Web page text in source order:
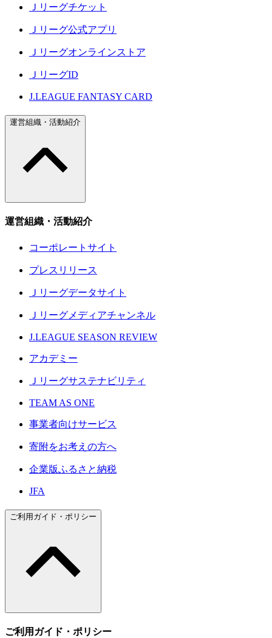
Ｊリーグチケット
Ｊリーグ公式アプリ
Ｊリーグオンラインストア
ＪリーグID
J.LEAGUE FANTASY CARD
運営組織・活動紹介
運営組織・活動紹介
コーポレートサイト
プレスリリース
Ｊリーグデータサイト
Ｊリーグメディアチャンネル
J.LEAGUE SEASON REVIEW
アカデミー
Ｊリーグサステナビリティ
TEAM AS ONE
事業者向けサービス
寄附をお考えの方へ
企業版ふるさと納税
JFA
ご利用ガイド・ポリシー
ご利用ガイド・ポリシー